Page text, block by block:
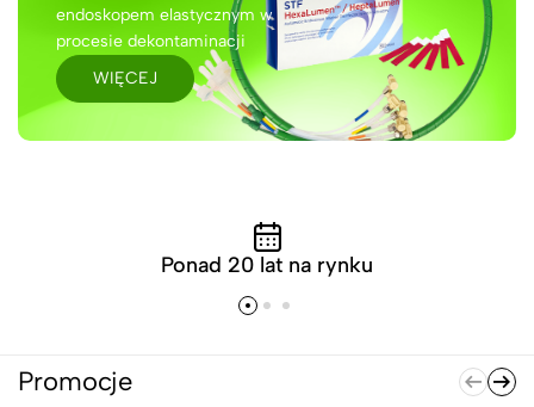
endoskopem elastycznym w
procesie dekontaminacji
WIĘCEJ
Ponad 20 lat na rynku
Promocje